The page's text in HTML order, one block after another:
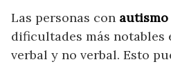
Las personas con autismo
dificultades más
verbal y no verbal. Esto